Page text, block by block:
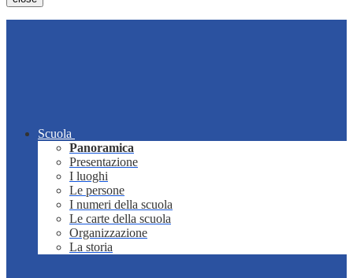
Scuola
Panoramica
Presentazione
I luoghi
Le persone
I numeri della scuola
Le carte della scuola
Organizzazione
La storia